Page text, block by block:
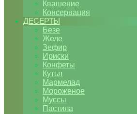
Квашение
Консервация
ДЕСЕРТЫ
Безе
Желе
Зефир
Ириски
Конфеты
Кутья
Мармелад
Мороженое
Муссы
Пастила